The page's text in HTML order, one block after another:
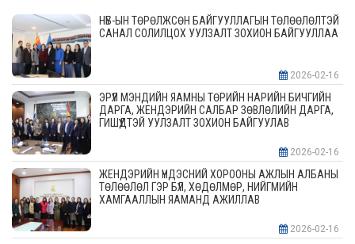
НҮБ-ЫН ТӨРӨЛЖСӨН БАЙГУУЛЛАГЫН ТӨЛӨӨЛӨЛТЭЙ
САНАЛ СОЛИЛЦОХ УУЛЗАЛТ ЗОХИОН БАЙГУУЛЛАА
2026-02-16
ЭРҮҮЛ МЭНДИЙН ЯАМНЫ ТӨРИЙН НАРИЙН БИЧГИЙН
ДАРГА, ЖЕНДЭРИЙН САЛБАР ЗӨВЛӨЛИЙН ДАРГА,
ГИШҮҮДТЭЙ УУЛЗАЛТ ЗОХИОН БАЙГУУЛАВ
2026-02-16
ЖЕНДЭРИЙН ҮНДЭСНИЙ ХОРООНЫ АЖЛЫН АЛБАНЫ
ТӨЛӨӨЛӨЛ ГЭР БҮЛ, ХӨДӨЛМӨР, НИЙГМИЙН
ХАМГААЛЛЫН ЯАМАНД АЖИЛЛАВ
2026-02-16